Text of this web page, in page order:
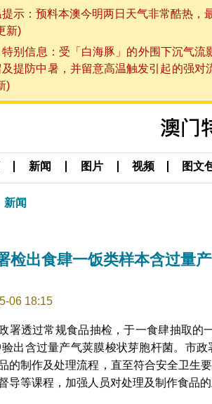
示：预料本澳今明两日天气非常酷热
新)
别信息：受「白海豚」的外围下沉气
及提防中暑，并留意高温触发引起的强
)
新闻 图片 视频 图文
新闻
检出食肆一饭类样本含过量
06 18:15
署透过常规食品抽检，于一食肆抽取的
出含过量产气荚膜梭状芽胞杆菌。市
的制作及处理流程，直至符合安全卫生
导等课程，加强人员对处理及制作食品的